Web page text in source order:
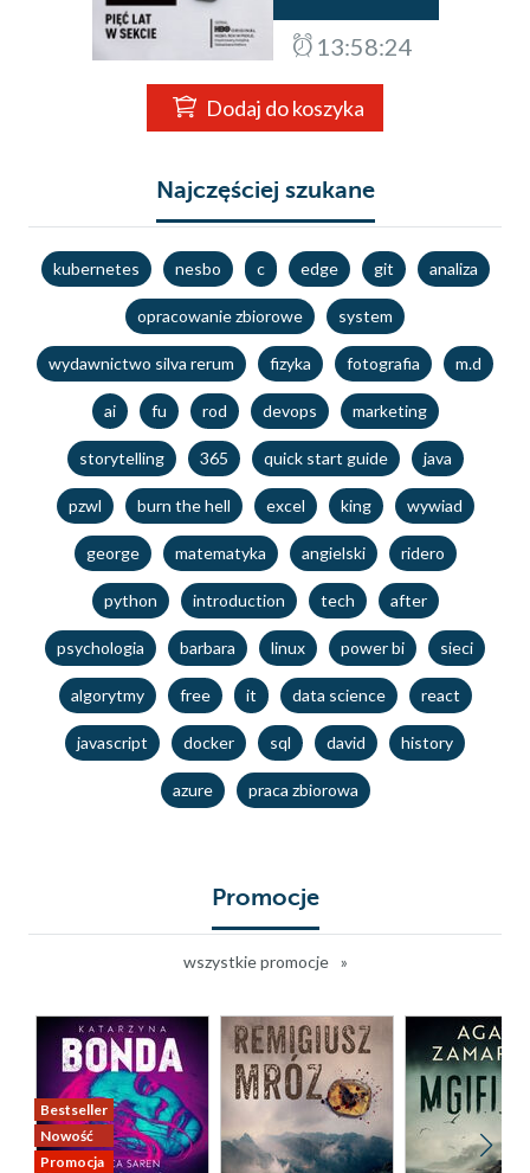
13:58:23
Dodaj do koszyka
Najczęściej szukane
kubernetes nesbo c edge git analiza
opracowanie zbiorowe system
wydawnictwo silva rerum fizyka fotografia m.d
ai fu rod devops marketing
storytelling 365 quick start guide java
pzwl burn the hell excel king wywiad
george matematyka angielski ridero
python introduction tech after
psychologia barbara linux power bi sieci
algorytmy free it data science react
javascript docker sql david history
azure praca zbiorowa
Promocje
wszystkie promocje
Bestseller
Nowość
Promocja